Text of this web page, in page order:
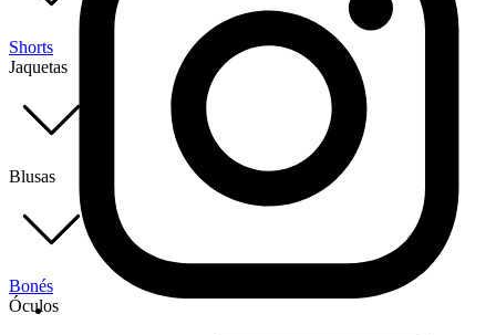
Shorts
Jaquetas
Blusas
Bonés
Óculos